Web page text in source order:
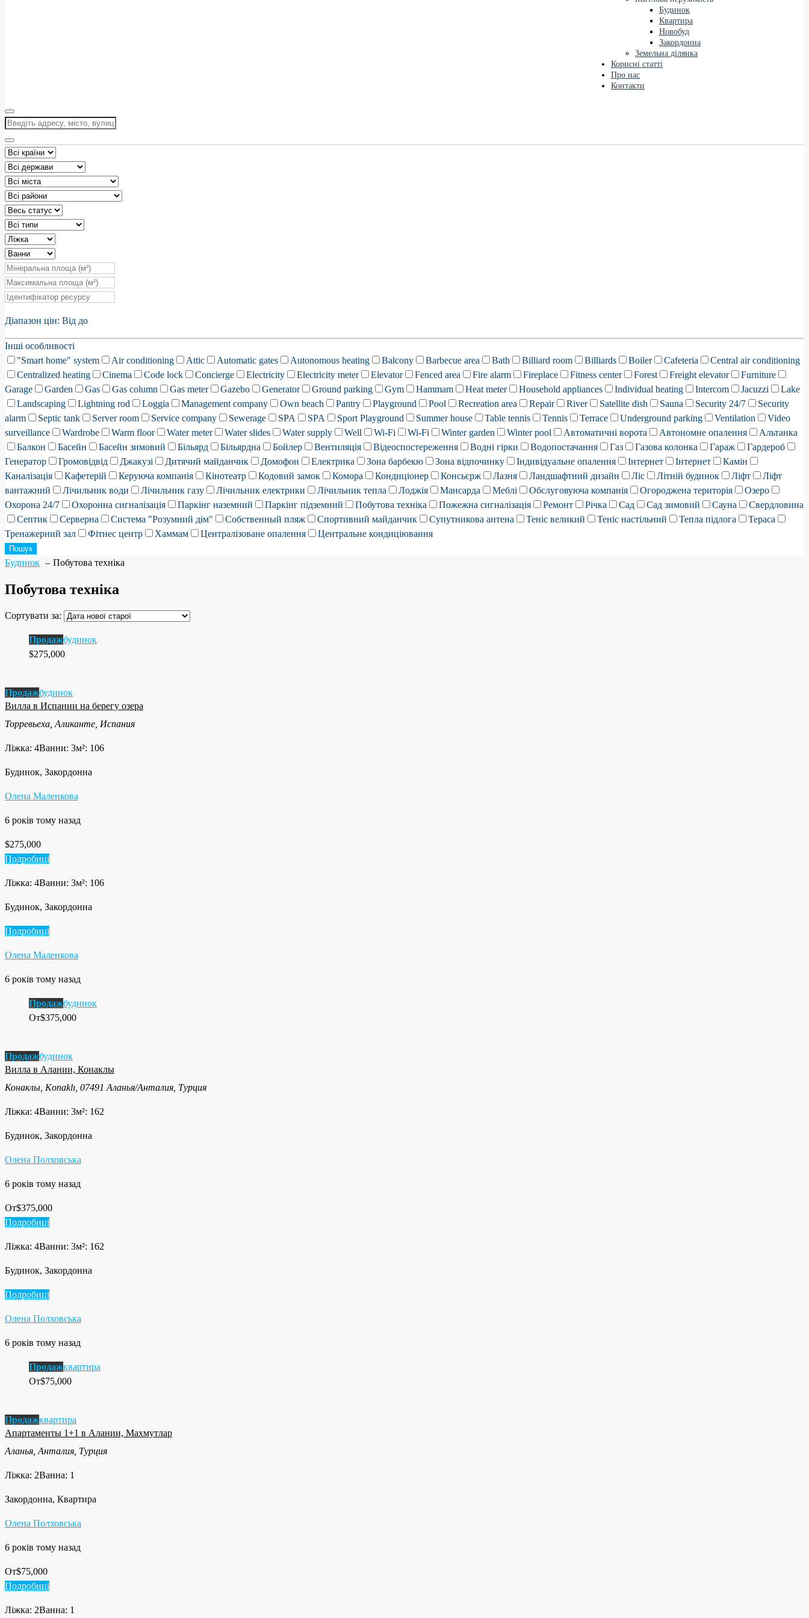
Будинок
Квартира
Новобуд
Закордонна
Земельна ділянка
Корисні статті
Про нас
Контакти
Діапазон цін: Від до
Інші особливості
"Smart home" system
Air conditioning Attic Automatic gates Autonomous heating Balcony Barbecue area Bath Billiard room Billiards Boiler Cafeteria
Central air conditioning
Centralized heating
Cinema Code lock Concierge Electricity Electricity meter Elevator Fenced area Fire alarm Fireplace Fitness center Forest Freight elevator
Furniture
Garage
Garden Gas Gas column Gas meter Gazebo Generator Ground parking Gym Hammam Heat meter Household appliances Individual heating Intercom Jacuzzi
Lake
Landscaping
Lightning rod Loggia Management company Own beach Pantry Playground Pool Recreation area Repair River Satellite dish Sauna Security 24/7
Security
alarm
Septic tank Server room Service company Sewerage SPA SPA Sport Playground Summer house Table tennis Tennis Terrace Underground parking Ventilation
Video
surveillance
Wardrobe Warm floor Water meter Water slides Water supply Well Wi-Fi Wi-Fi Winter garden Winter pool Автоматичні ворота Автономне опалення
Альтанка
Балкон
Басейн Басейн зимовий Більярд Більярдна Бойлер Вентиляція Відеоспостереження Водні гірки Водопостачання Газ Газова колонка Гараж
Гардероб
Генератор
Громовідвід Джакузі Дитячий майданчик Домофон Електрика Зона барбекю Зона відпочинку Індивідуальне опалення Інтернет Інтернет
Камін
Каналізація
Кафетерій Керуюча компанія Кінотеатр Кодовий замок Комора Кондиціонер Консьєрж Лазня Ландшафтний дизайн Ліс Літній будинок Ліфт
Ліфт
вантажний
Лічильник води Лічильник газу Лічильник електрики Лічильник тепла Лоджія Мансарда Меблі Обслуговуюча компанія Огороджена територія
Озеро
Охорона 24/7
Охоронна сигналізація Паркінг наземний Паркінг підземний Побутова техніка Пожежна сигналізація Ремонт Річка Сад Сад зимовий Сауна
Свердловина
Септик
Серверна Система "Розумний дім" Собственный пляж Спортивний майданчик Супутникова антена Теніс великий Теніс настільний Тепла підлога
Тераса
Тренажерний зал
Фітнес центр Хаммам Централізоване опалення Центральне кондиціювання
Пошук
Будинок Побутова техніка
Побутова техніка
Сортувати за:
Продажбудинок
$275,000
Продажбудинок
Вилла в Испании на берегу озера
Торревьеха, Аликанте, Испания
Ліжка: 4Ванни: 3м²: 106
Будинок, Закордонна
Олена Маленкова
6 років тому назад
$275,000
Подробиці
Ліжка: 4Ванни: 3м²: 106
Будинок, Закордонна
Подробиці
Олена Маленкова
6 років тому назад
Продажбудинок
От$375,000
Продажбудинок
Вилла в Алании, Конаклы
Конаклы, Konaklı, 07491 Аланья/Анталия, Турция
Ліжка: 4Ванни: 3м²: 162
Будинок, Закордонна
Олена Полховська
6 років тому назад
От$375,000
Подробиці
Ліжка: 4Ванни: 3м²: 162
Будинок, Закордонна
Подробиці
Олена Полховська
6 років тому назад
Продажквартира
От$75,000
Продажквартира
Апартаменты 1+1 в Алании, Махмутлар
Аланья, Анталия, Турция
Ліжка: 2Ванна: 1
Закордонна, Квартира
Олена Полховська
6 років тому назад
От$75,000
Подробиці
Ліжка: 2Ванна: 1